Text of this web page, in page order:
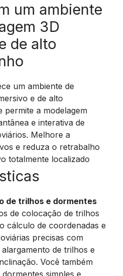
um ambiente
3D
de alto
um ambiente de
e de alto
permite a modelagem
e interativa de
Melhore a
e reduza o retrabalho
totalmente localizado
de trilhos e dormentes
de colocação de trilhos
cálculo de coordenadas e
precisas com
de trilhos e
Você também
simples e